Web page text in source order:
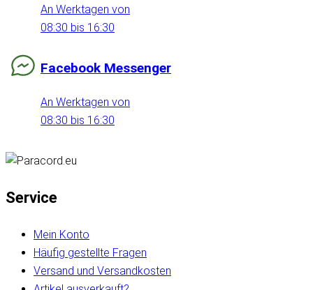
An Werktagen von
08:30 bis 16:30
Facebook Messenger
An Werktagen von
08:30 bis 16:30
Service
Mein Konto
Häufig gestellte Fragen
Versand und Versandkosten